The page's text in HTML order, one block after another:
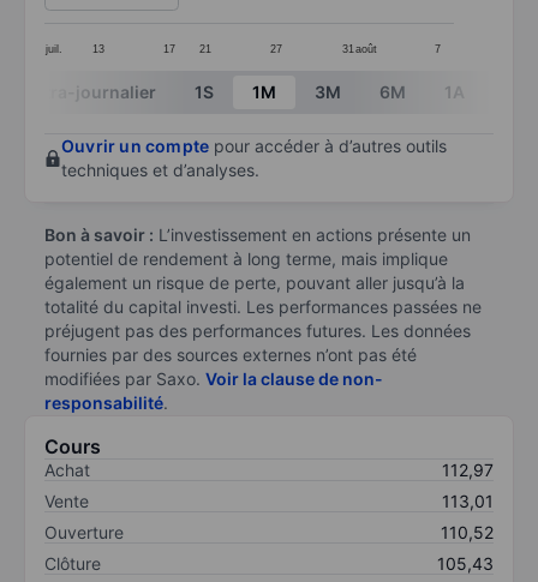
juil. 13 17 21 27 31 août 7
End of interactive chart.
Intra-journalier 1S 1M 3M 6M 1A
Ouvrir un compte pour accéder à d’autres outils
techniques et d’analyses.
Bon à savoir : L’investissement en actions présente un
potentiel de rendement à long terme, mais implique
également un risque de perte, pouvant aller jusqu’à la
totalité du capital investi. Les performances passées ne
préjugent pas des performances futures. Les données
fournies par des sources externes n’ont pas été
modifiées par Saxo. Voir la clause de non-
responsabilité.
Cours
Achat
112,97
Vente
113,01
Ouverture
110,52
Clôture
105,43